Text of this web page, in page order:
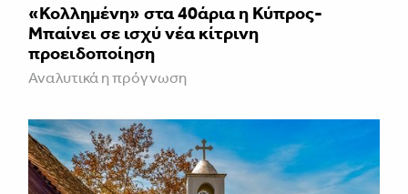
«Κολλημένη» στα 40άρια η Κύπρος-
Μπαίνει σε ισχύ νέα κίτρινη
προειδοποίηση
Αναλυτικά η πρόγνωση